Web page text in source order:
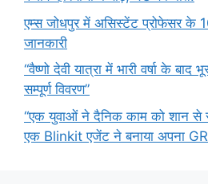
एम्स जोधपुर में असिस्टेंट प्रोफेसर के
जानकारी
“वैष्णो देवी यात्रा में भारी वर्षा के
सम्पूर्ण विवरण”
“एक युवाओं ने दैनिक काम को शान से
एक Blinkit एजेंट ने बनाया अपना